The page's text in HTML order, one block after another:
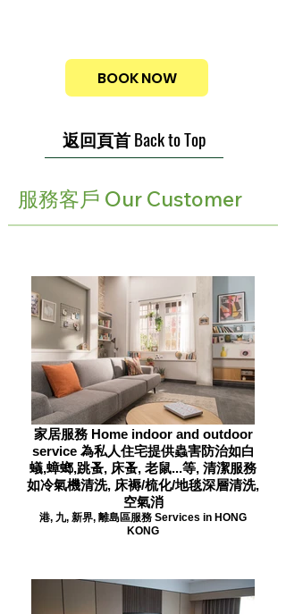
BOOK NOW
返回頁首 Back to Top
服務客戶 Our Customer
家居服務 Home indoor and outdoor
service 為私人住宅提供蟲害防治如白
蟻,蟑螂,跳蚤, 床蚤, 老鼠...等, 清潔服務
如冷氣機清洗, 床褥/梳化/地毯深層清洗,
空氣消
港, 九, 新界, 離島區服務 Services in HONG
KONG